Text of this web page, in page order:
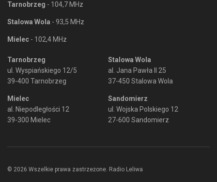
Tarnobrzeg - 104,7 MHz
Stalowa Wola - 93,5 MHz
Mielec - 102,4 MHz
Tarnobrzeg
ul. Wyspiańskiego 12/5
39-400 Tarnobrzeg
Mielec
al. Niepodległości 12
39-300 Mielec
Stalowa Wola
al. Jana Pawła II 25
37-450 Stalowa Wola
Sandomierz
ul. Wojska Polskiego 12
27-600 Sandomierz
© 2026 Wszelkie prawa zastrzeżone. Radio Leliwa